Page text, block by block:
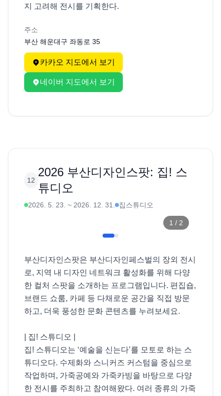
지 고려해 전시를 기획한다.
주소
부산 해운대구 좌동로 35
카카오 지도에서 보기
네이버 지도에서 보기
12
2026 부산디자인스팟: 집! 스
튜디오
2026. 5. 23. ~ 2026. 12. 31. 집스튜디오
1 / 2
부산디자인스팟은 부산디자인페스벌의 장외 전시
로, 지역 내 디자인 네트워크 활성화를 위해 다양
한 컬처 스팟을 소개하는 프로그램입니다. 편집숍,
브랜드 쇼룸, 카페 등 다채로운 공간을 직접 방문
하고, 더욱 풍성한 문화 콘텐츠를 누려보세요.
| 집! 스튜디오 |
집! 스튜디오는 ‘예술을 신는다’를 모토로 하는 스
튜디오다. 수제화와 스니커즈 커스텀을 중심으로
작업하며, 가죽공예와 가죽카빙을 바탕으로 다양
한 전시를 주최하고 참여해왔다. 여러 종류의 가죽